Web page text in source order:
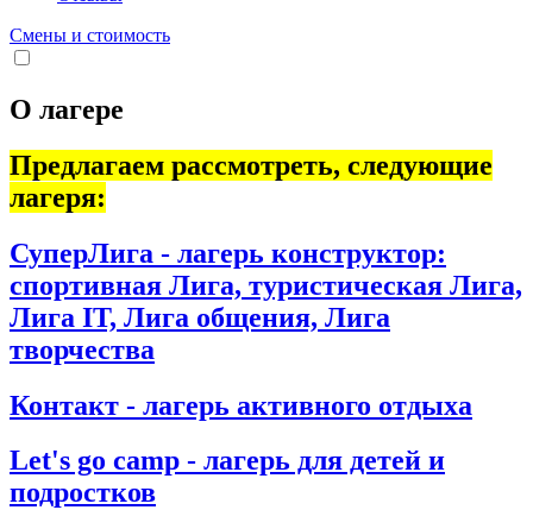
Смены и стоимость
О лагере
Предлагаем рассмотреть, следующие
лагеря:
СуперЛига - лагерь конструктор:
спортивная Лига, туристическая Лига,
Лига IT, Лига общения, Лига
творчества
Контакт - лагерь активного отдыха
Let's go camp - лагерь для детей и
подростков